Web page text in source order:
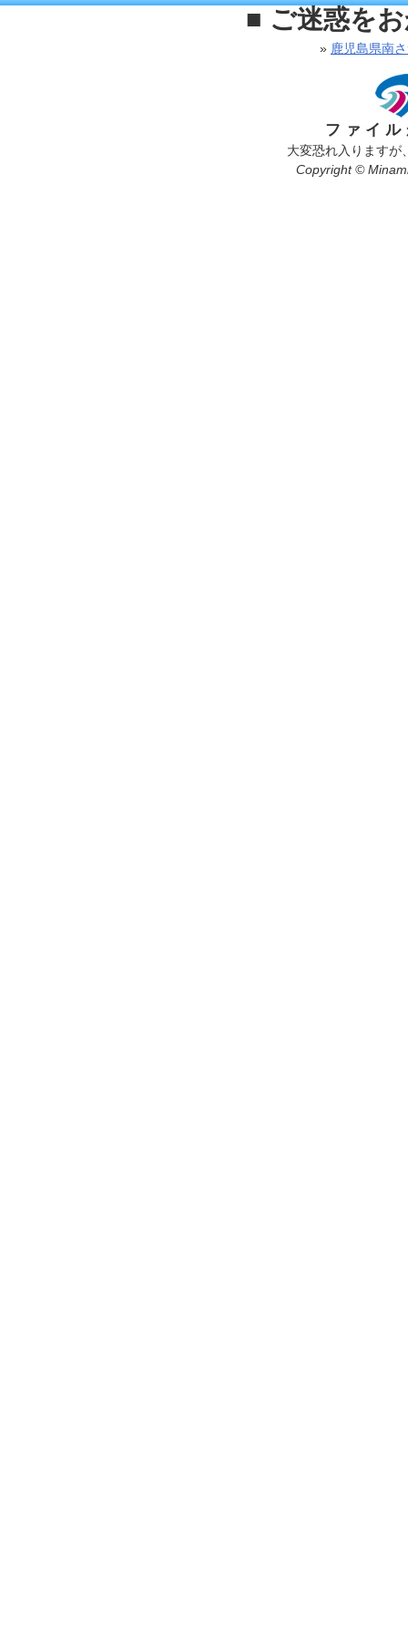
■ ご迷惑を
» 鹿児島県南
ファイ
大変恐れ入りますが
Copyright ©